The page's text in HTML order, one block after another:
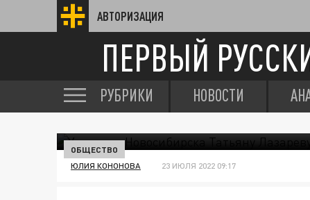
АВТОРИЗАЦИЯ
ПЕРВЫЙ
РУБРИКИ НОВОСТИ
ОБЩЕСТВО
ЮЛИЯ КОНОНОВА 23 ИЮЛЯ 2022 09:17